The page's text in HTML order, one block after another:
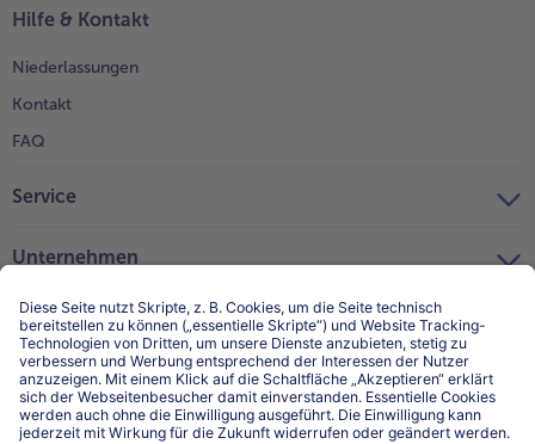
Hilfe & Kontakt
Niederlassungen
Kontakt
FAQ
Service
Unternehmen
Über uns